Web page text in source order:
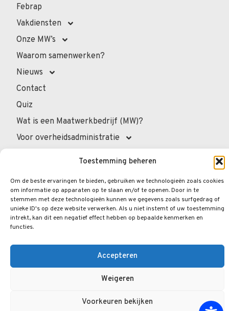
Toestemming beheren
Om de beste ervaringen te bieden, gebruiken we technologieën zoals cookies
om informatie op apparaten op te slaan en/of te openen. Door in te
stemmen met deze technologieën kunnen we gegevens zoals surfgedrag of
unieke ID's op deze website verwerken. Als u niet instemt of uw toestemming
intrekt, kan dit een negatief effect hebben op bepaalde kenmerken en
functies.
Accepteren
Weigeren
Voorkeuren bekijken
Febrap
Vakdiensten
Onze MW’s
Waarom samenwerken?
Nieuws
Contact
Quiz
Wat is een Maatwerkbedrijf (MW)?
Voor overheidsadministratie
Veelgestelde vragen
Privacybeleid
Wettelijke Vermeldingen
Cookiebeleid